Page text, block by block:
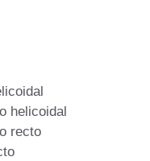
helicoidal
recto